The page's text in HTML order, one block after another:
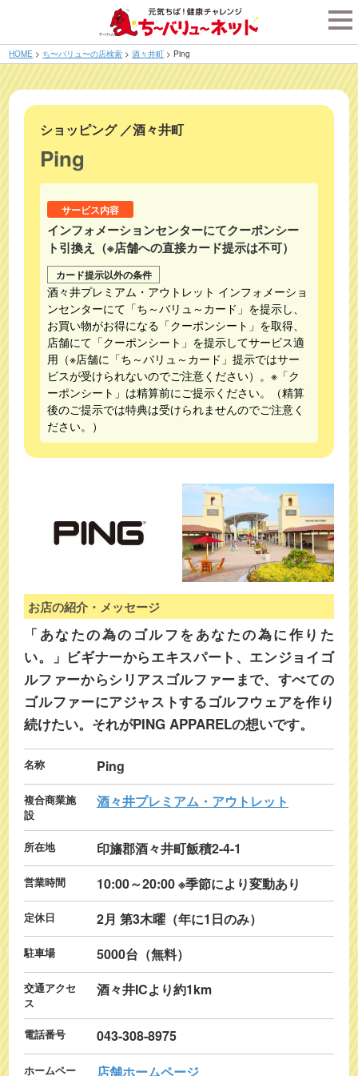
HOME > ち〜バリュ〜の店検索 >酒々井町 > Ping
ショッピング ／酒々井町
Ping
サービス内容
インフォメーションセンターにてクーポンシー
ト引換え（※店舗への直接カード提示は不可）
カード提示以外の条件
酒々井プレミアム・アウトレット インフォメーショ
ンセンターにて「ち～バリュ～カード」を提示し、
お買い物がお得になる「クーポンシート」を取得、
店舗にて「クーポンシート」を提示してサービス適
用（※店舗に「ち～バリュ～カード」提示ではサー
ビスが受けられないのでご注意ください）。※「ク
ーポンシート」は精算前にご提示ください。（精算
後のご提示では特典は受けられませんのでご注意く
ださい。）
お店の紹介・メッセージ
「あなたの為のゴルフをあなたの為に作りた
い。」ビギナーからエキスパート、エンジョイゴ
ルファーからシリアスゴルファーまで、すべての
ゴルファーにアジャストするゴルフウェアを作り
続けたい。それがPING APPARELの想いです。
名称 Ping
複合商業施
設
酒々井プレミアム・アウトレット
所在地 印旛郡酒々井町飯積2-4-1
営業時間 10:00～20:00 ※季節により変動あり
定休日 2月 第3木曜（年に1日のみ）
駐車場 5000台（無料）
交通アクセ
ス
酒々井ICより約1km
電話番号 043-308-8975
ホームペー 店舗ホームページ